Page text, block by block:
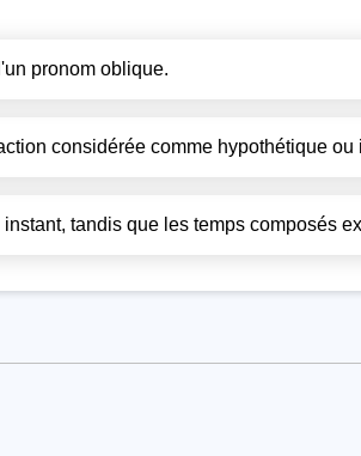
pronom oblique.
considérée comme hypothétique ou
tandis que les temps composés